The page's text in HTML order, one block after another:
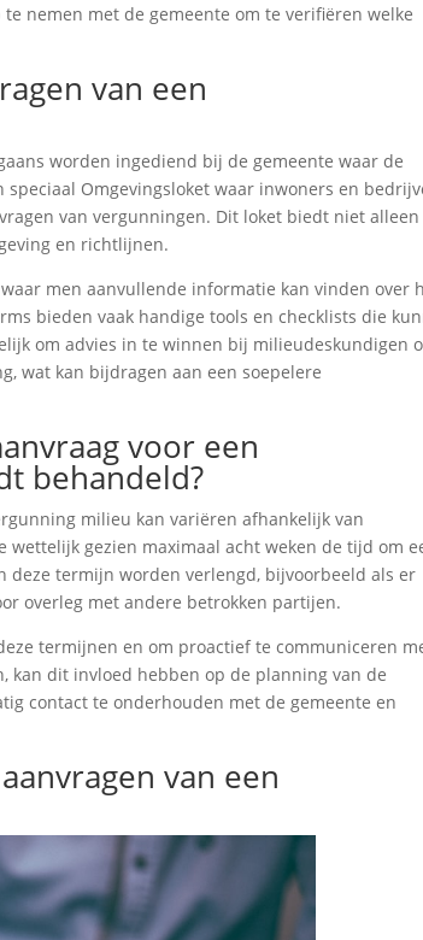
nemen met de gemeente om te verifiëren welke
van een
worden ingediend bij de gemeente waar de
Omgevingsloket waar inwoners en
van vergunningen. Dit loket biedt niet alleen
en richtlijnen.
men aanvullende informatie kan vinden over
bieden vaak handige tools en checklists die
om advies in te winnen bij milieudeskundigen
wat kan bijdragen aan een soepelere
voor een
behandeld?
milieu kan variëren afhankelijk van
gezien maximaal acht weken de tijd om
deze termijn worden verlengd, bijvoorbeeld als er
overleg met andere betrokken partijen.
termijnen en om proactief te communiceren
kan dit invloed hebben op de planning van de
contact te onderhouden met de gemeente en
van een